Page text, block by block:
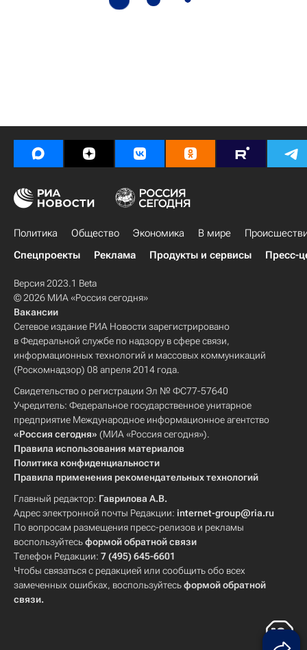
Политика Общество Экономика В мире
Спецпроекты
Реклама Продукты и сервисы Пресс-
Версия 2023.1 Beta
© 2026 МИА «Россия сегодня»
Вакансии
Сетевое издание РИА Новости зарегистрировано
в Федеральной службе по надзору в сфере связи,
информационных технологий и массовых коммуникаций
(Роскомнадзор) 08 апреля 2014 года.
Свидетельство о регистрации Эл № ФС77-57640
Учредитель: Федеральное государственное унитарное
предприятие Международное информационное агентство
«Россия сегодня» (МИА «Россия сегодня»).
Правила использования материалов
Политика конфиденциальности
Правила применения рекомендательных технологий
Главный редактор: Гаврилова А.В.
Адрес электронной почты Редакции: internet-group@ria.ru
По вопросам размещения пресс-релизов и рекламы
воспользуйтесьформой обратной связи
Телефон Редакции: 7 (495) 645-6601
Чтобы связаться с редакцией или сообщить обо всех
замеченных ошибках, воспользуйтесьформой обратной
связи.